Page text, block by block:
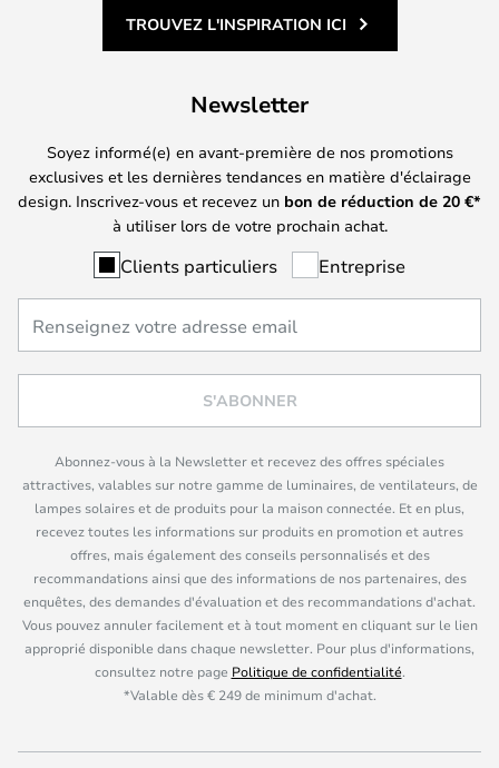
TROUVEZ L'INSPIRATION ICI
Newsletter
Soyez informé(e) en avant-première de nos promotions
exclusives et les dernières tendances en matière d'éclairage
design. Inscrivez-vous et recevez un bon de réduction de 20 €*
à utiliser lors de votre prochain achat.
Clients particuliers Entreprise
S'ABONNER
Abonnez-vous à la Newsletter et recevez des offres spéciales
attractives, valables sur notre gamme de luminaires, de ventilateurs, de
lampes solaires et de produits pour la maison connectée. Et en plus,
recevez toutes les informations sur produits en promotion et autres
offres, mais également des conseils personnalisés et des
recommandations ainsi que des informations de nos partenaires, des
enquêtes, des demandes d'évaluation et des recommandations d'achat.
Vous pouvez annuler facilement et à tout moment en cliquant sur le lien
approprié disponible dans chaque newsletter. Pour plus d'informations,
consultez notre page Politique de confidentialité.
*Valable dès € 249 de minimum d'achat.